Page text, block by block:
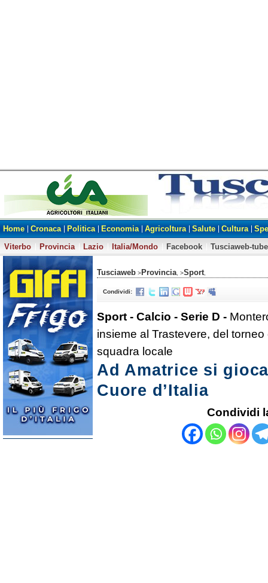
Home Cronaca Politica Economia Agricoltura Salute Cultura
Viterbo
Provincia Lazio Italia/Mondo Facebook Tusciaweb-tube
Tusciaweb >Provincia , >Sport
Condividi:
Sport - Calcio - Serie D -
insieme al Trastevere, del
squadra locale
Ad Amatrice si
Cuore d’Italia
Condividi